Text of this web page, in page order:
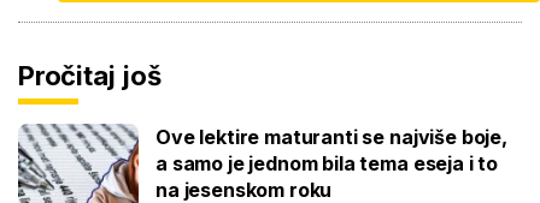
Pročitaj još
Ove lektire maturanti se najviše boje,
a samo je jednom bila tema eseja i to
na jesenskom roku